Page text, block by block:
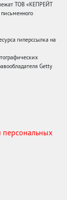
ТОВ «КЕПРЕЙТ
гиперссылка на
Getty
персональных